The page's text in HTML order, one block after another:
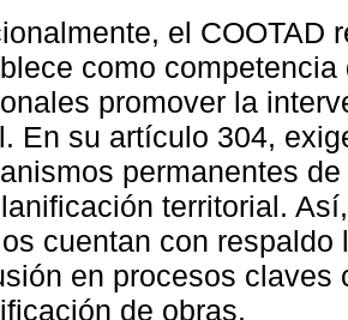
el COOTAD
como
promover la
En su artículo 304,
permanentes
territorial.
cuentan con
en procesos claves
de obras.